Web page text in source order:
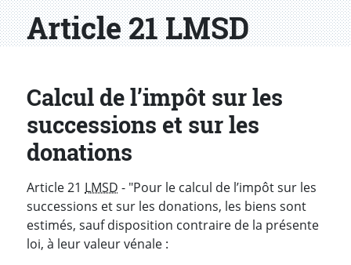
Article 21 LMSD
Calcul de l’impôt sur les
successions et sur les
donations
Article 21 LMSD - "Pour le calcul de l’impôt sur les
successions et sur les donations, les biens sont
estimés, sauf disposition contraire de la présente
loi, à leur valeur vénale :